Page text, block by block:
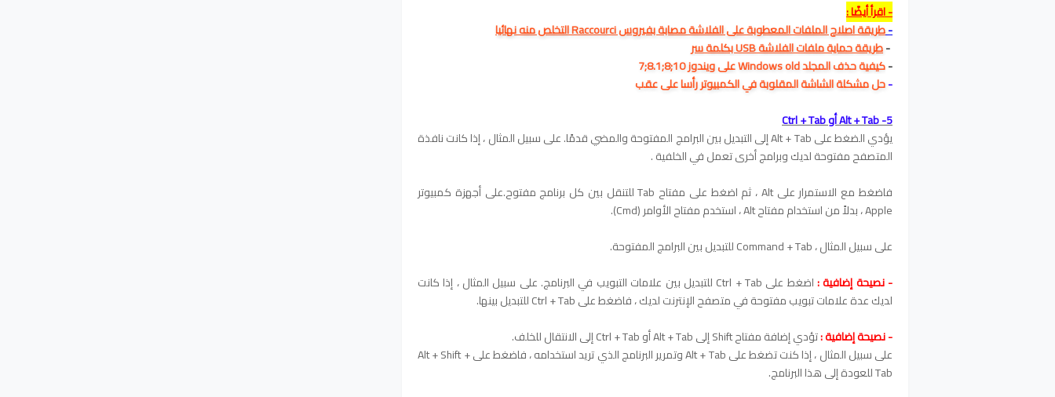
- اقرأ أيضًا :
-طريقة اصلاح الملفات المعطوبة على الفلاشة مصابة بفيروس Raccourci التخلص منه نهائيا
-طريقة حماية ملفات الفلاشة USB بكلمة سر
-كيفية حذف المجلد Windows old على ويندوز 10;8;8.1;7
-حل مشكلة الشاشة المقلوبة في الكمبيوتر رأسا على عقب
5- Alt + Tab أو Ctrl + Tab
يؤدي الضغط على Alt + Tab إلى التبديل بين البرامج المفتوحة والمضي قدمًا. على سبيل المثال ، إذا كانت نافذة
المتصفح مفتوحة لديك وبرامج أخرى تعمل في الخلفية .
فاضغط مع الاستمرار على Alt ، ثم اضغط على مفتاح Tab للتنقل بين كل برنامج مفتوح.على أجهزة كمبيوتر
Apple ، بدلاً من استخدام مفتاح Alt ، استخدم مفتاح الأوامر (Cmd).
على سبيل المثال ، Command + Tab للتبديل بين البرامج المفتوحة.
- نصيحة إضافية :
اضغط على Ctrl + Tab للتبديل بين علامات التبويب في البرنامج. على سبيل المثال ، إذا كانت
لديك عدة علامات تبويب مفتوحة في متصفح الإنترنت لديك ، فاضغط على Ctrl + Tab للتبديل بينها.
- نصيحة إضافية :تؤدي إضافة مفتاح Shift إلى Alt + Tab أو Ctrl + Tab إلى الانتقال للخلف.
على سبيل المثال ، إذا كنت تضغط على Alt + Tab وتمرير البرنامج الذي تريد استخدامه ، فاضغط على Alt + Shift +
Tab للعودة إلى هذا البرنامج.